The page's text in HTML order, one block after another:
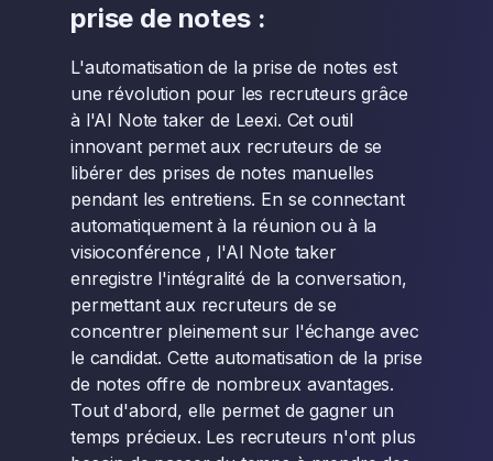
prise de notes :
L'automatisation de la prise de notes est
une révolution pour les recruteurs grâce
à l'AI Note taker de Leexi. Cet outil
innovant permet aux recruteurs de se
libérer des prises de notes manuelles
pendant les entretiens. En se connectant
automatiquement à la réunion ou à la
visioconférence , l'AI Note taker
enregistre l'intégralité de la conversation,
permettant aux recruteurs de se
concentrer pleinement sur l'échange avec
le candidat. Cette automatisation de la prise
de notes offre de nombreux avantages.
Tout d'abord, elle permet de gagner un
temps précieux. Les recruteurs n'ont plus